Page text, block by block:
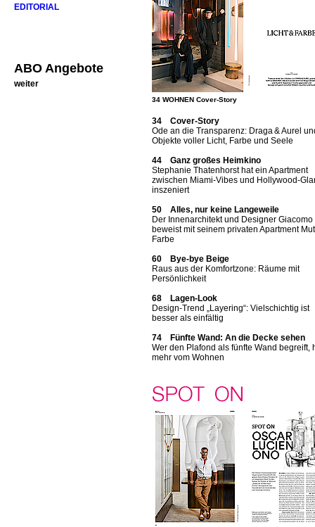
EDITORIAL
ABO Angebote
weiter
34 WOHNEN Cover-Story
34 Cover-Story
Ode an die Transparenz: Draga & Aurel
Objekte voller Licht, Farbe und Seele
44 Ganz großes Heimkino
Stephanie Thatenhorst hat ein Apartment
zwischen Miami-Vibes und Hollywood-
inszeniert
50 Alles, nur keine Langeweile
Der Innenarchitekt und Designer Giacomo
beweist mit seinem privaten Apartment
Farbe
60 Bye-bye Beige
Raus aus der Komfortzone: Räume mit
Persönlichkeit
68 Lagen-Look
Design-Trend „Layering“: Vielschichtig ist
besser als einfältig
74 Fünfte Wand: An die Decke sehen
Wer den Plafond als fünfte Wand begreift,
mehr vom Wohnen